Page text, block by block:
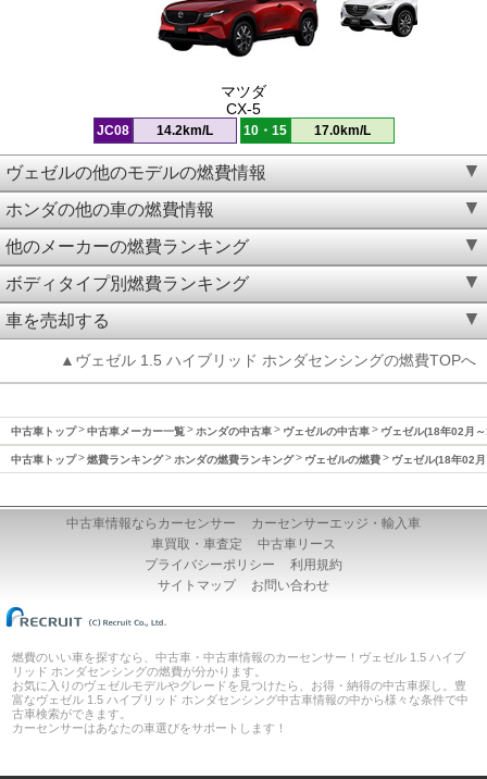
マツダ
CX-5
JC08 14.2km/L 10・15 17.0km/L
ヴェゼルの他のモデルの燃費情報
ホンダの他の車の燃費情報
他のメーカーの燃費ランキング
ボディタイプ別燃費ランキング
車を売却する
▲ヴェゼル 1.5 ハイブリッド ホンダセンシングの燃費TOPへ
中古車トップ 中古車メーカー一覧 ホンダの中古車 ヴェゼルの中古車 ヴェゼル(18年02月
中古車トップ 燃費ランキング ホンダの燃費ランキング ヴェゼルの燃費 ヴェゼル(18年02
中古車情報ならカーセンサー
カーセンサーエッジ・輸入車
車買取・車査定
中古車リース
プライバシーポリシー
利用規約
サイトマップ
お問い合わせ
燃費のいい車を探すなら、中古車・中古車情報のカーセンサー！ヴェゼル 1.5 ハイブ
リッド ホンダセンシングの燃費が分かります。
お気に入りのヴェゼルモデルやグレードを見つけたら、お得・納得の中古車探し。豊
富なヴェゼル 1.5 ハイブリッド ホンダセンシング中古車情報の中から様々な条件で中
古車検索ができます。
カーセンサーはあなたの車選びをサポートします！